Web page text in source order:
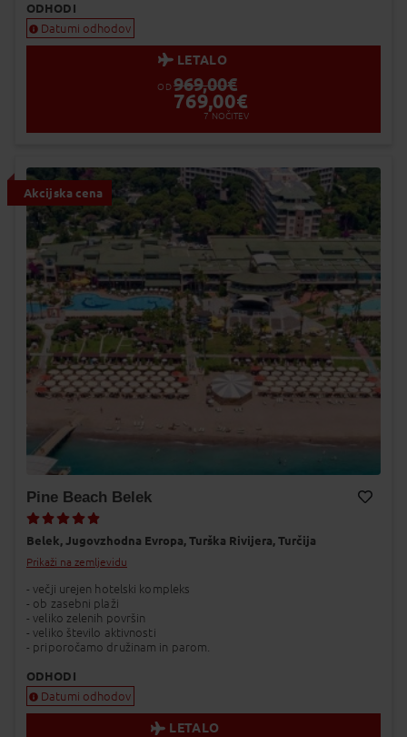
ODHODI
Datumi odhodov
LETALO
OD969,00€
769,00€
7 NOČITEV
Akcijska cena
Pine Beach Belek
Belek, Jugovzhodna Evropa, Turška Rivijera, Turčija
Prikaži na zemljevidu
- večji urejen hotelski kompleks
- ob zasebni plaži
- veliko zelenih površin
- veliko število aktivnosti
- priporočamo družinam in parom.
ODHODI
Datumi odhodov
LETALO